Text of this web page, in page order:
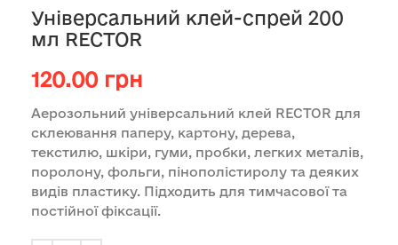
Універсальний клей-спрей 200
мл RECTOR
120.00 грн
Аерозольний універсальний клей RECTOR для
склеювання паперу, картону, дерева,
текстилю, шкіри, гуми, пробки, легких металів,
поролону, фольги, пінополістиролу та деяких
видів пластику. Підходить для тимчасової та
постійної фіксації.